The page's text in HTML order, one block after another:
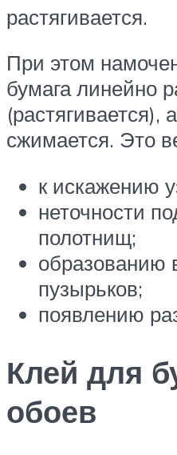
растягивается.
При этом
бумага линейно
(растягивается),
сжимается. Это
к искажению
неточности
полотнищ;
образованию
пузырьков;
появлению
Клей для
обоев